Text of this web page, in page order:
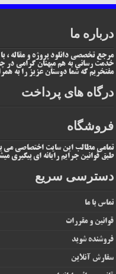
درباره ما
مرجع تخصصی دانلود پروژه و مقاله ،
مفتخریم که شما دوستان عزیز را به
درگاه های پرداخت
فروشگاه
تمامی مطالب این سایت اختصاصی می
طبق قوانین جرایم رایانه ای پیگیری
دسترسی سریع
تماس با ما
قوانین و مقررات
فروشنده شوید
سفارش آنلاین